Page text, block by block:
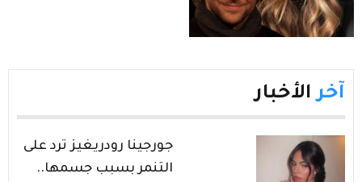
آخر الأخبار
جورجينا رودريغيز ترد على
التنمر بسبب جسمها..